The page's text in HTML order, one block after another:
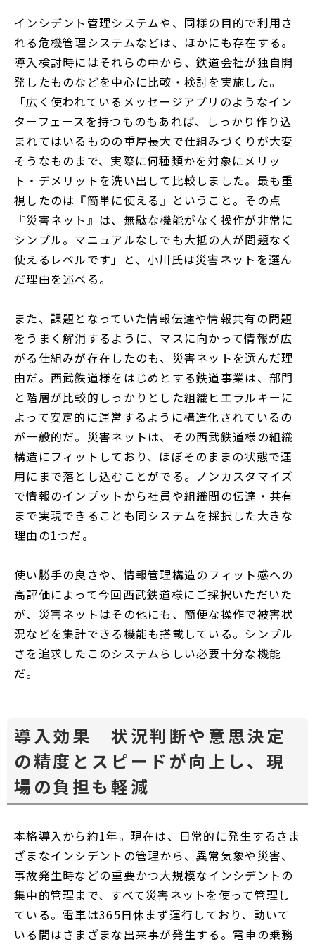
インシデント管理システムや、同様の目的で利用さ
れる危機管理システムなどは、ほかにも存在する。
導入検討時にはそれらの中から、鉄道会社が独自開
発したものなどを中心に比較・検討を実施した。
「広く使われているメッセージアプリのようなイン
ターフェースを持つものもあれば、しっかり作り込
まれてはいるものの重厚長大で仕組みづくりが大変
そうなものまで、実際に何種類かを対象にメリッ
ト・デメリットを洗い出して比較しました。最も重
視したのは『簡単に使える』ということ。その点
『災害ネット』は、無駄な機能がなく操作が非常に
シンプル。マニュアルなしでも大抵の人が問題なく
使えるレベルです」と、小川氏は災害ネットを選ん
だ理由を述べる。
また、課題となっていた情報伝達や情報共有の問題
をうまく解消するように、マスに向かって情報が広
がる仕組みが存在したのも、災害ネットを選んだ理
由だ。西武鉄道様をはじめとする鉄道事業は、部門
と階層が比較的しっかりとした組織ヒエラルキーに
よって安定的に運営するように構造化されているの
が一般的だ。災害ネットは、その西武鉄道様の組織
構造にフィットしており、ほぼそのままの状態で運
用にまで落とし込むことがでる。ノンカスタマイズ
で情報のインプットから社員や組織間の伝達・共有
まで実現できることも同システムを採択した大きな
理由の1つだ。
使い勝手の良さや、情報管理構造のフィット感への
高評価によって今回西武鉄道様にご採択いただいた
が、災害ネットはその他にも、簡便な操作で被害状
況などを集計できる機能も搭載している。シンプル
さを追求したこのシステムらしい必要十分な機能
だ。
導入効果 状況判断や意思決定
の精度とスピードが向上し、現
場の負担も軽減
本格導入から約1年。現在は、日常的に発生するさま
ざまなインシデントの管理から、異常気象や災害、
事故発生時などの重要かつ大規模なインシデントの
集中的管理まで、すべて災害ネットを使って管理し
ている。電車は365日休まず運行しており、動いて
いる間はさまざまな出来事が発生する。電車の乗務